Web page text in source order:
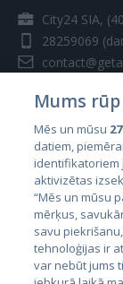
City24 SIA,
28259069
Valstis
Igaunija
Latvija
Lietuva
Mums
Mēs un mūsu
datiem,
identifikatoriem
aktivizētas
“Mēs un mūsu
mērķus,
savu
tehnoloģijas ir
var nebūt jums